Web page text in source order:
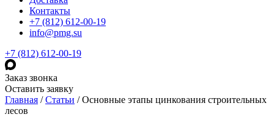
Контакты
+7 (812) 612-00-19
info@pmg.su
+7 (812) 612-00-19
Заказ звонка
Оставить заявку
Главная /Статьи /Основные этапы цинкования строительных
лесов